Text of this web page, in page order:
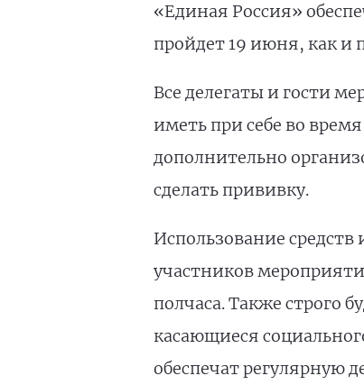
«Единая Россия»
пройдет 19 июня, как и
Все делегаты и гости
иметь при себе во
дополнительно
сделать прививку.
Использование
участников
полчаса. Также строго
касающиеся
обеспечат регулярную